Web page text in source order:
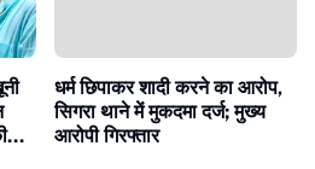
धर्म छिपाकर शादी करने का आरोप,
सिगरा थाने में मुकदमा दर्ज; मुख्य
आरोपी गिरफ्तार